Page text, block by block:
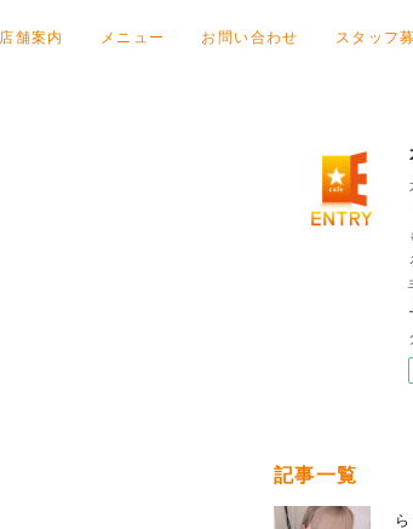
店舗案内 メニュー お問い合わせ スタッフ
記事一覧